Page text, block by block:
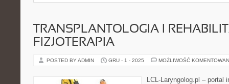
TRANSPLANTOLOGIA I
FIZJOTERAPIA
POSTED BY ADMIN GRU - 1 - 2025 MOŻLIWOŚĆ
LCL-Laryngolog.pl – portal